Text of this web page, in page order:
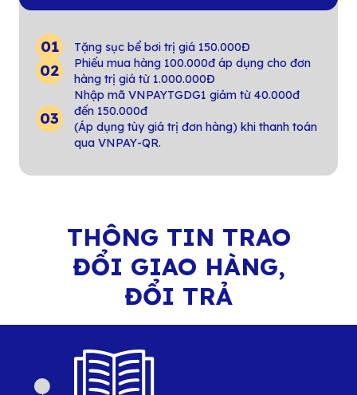
Tặng sục bể bơi trị giá 150.000Đ
Phiếu mua hàng 100.000đ áp dụng cho đơn
hàng trị giá từ 1.000.000Đ
Nhập mã VNPAYTGDG1 giảm từ 40.000đ
đến 150.000đ
(Áp dụng tùy giá trị đơn hàng) khi thanh toán
qua VNPAY-QR.
THÔNG TIN TRAO
ĐỔI GIAO HÀNG,
ĐỔI TRẢ